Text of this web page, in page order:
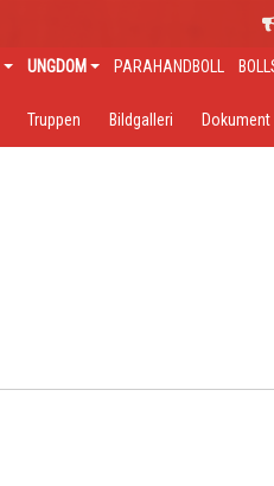
UNGDOM PARAHANDBOLL
Truppen Bildgalleri Dokument